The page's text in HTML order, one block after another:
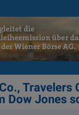
Travelers
Dow Jones